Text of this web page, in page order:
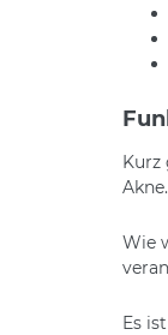
Kurz
Akne.
Wie
Es